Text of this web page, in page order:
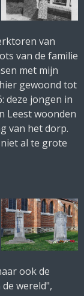
van
van de familie
met mijn
gewoond tot
deze jongen in
Leest woonden
van het dorp.
al te grote
ook de
wereld",